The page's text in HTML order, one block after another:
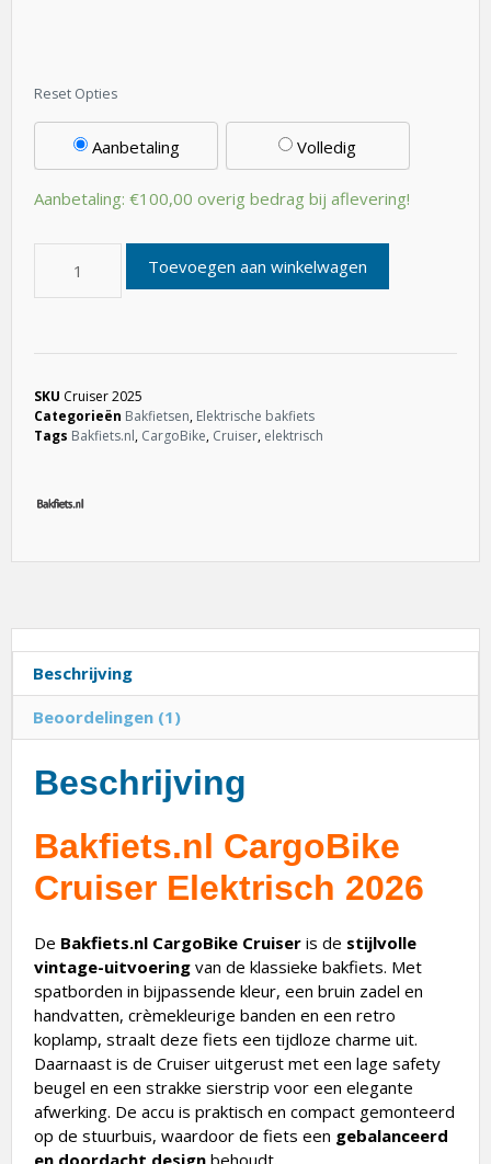
Aanbetaling Volledig
Toevoegen aan winkelwagen
CategorieënBakfietsen
Tags Bakfiets.nl,CargoBike,Cruiser, elektrisch
Beschrijving
Beoordelingen (1)
Beschrijving
Bakfiets.nl CargoBike
Cruiser Elektrisch 2026
vintage-uitvoeringvan de klassieke bakfiets. Met
spatborden in bijpassende kleur, een bruin zadel en
handvatten, crèmekleurige banden en een retro
koplamp, straalt deze fiets een tijdloze charme uit.
Daarnaast is de Cruiser uitgerust met een lage safety
beugel en een strakke sierstrip voor een elegante
afwerking. De accu is praktisch en compact gemonteerd
op de stuurbuis, waardoor de fiets eengebalanceerd
en doordacht designbehoudt.